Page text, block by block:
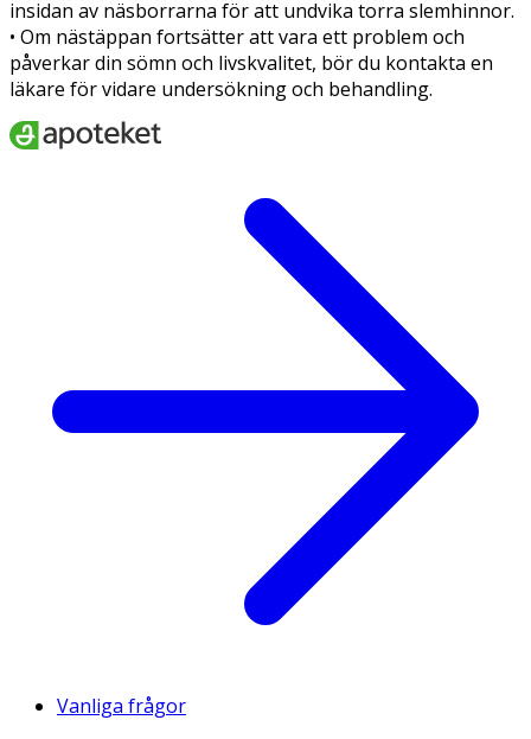
insidan av näsborrarna för att undvika torra slemhinnor.
• Om nästäppan fortsätter att vara ett problem och
påverkar din sömn och livskvalitet, bör du kontakta en
läkare för vidare undersökning och behandling.
Vanliga frågor